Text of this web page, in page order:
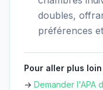
doubles,
préférences
Pour aller plus loin
→ Demander l'APA